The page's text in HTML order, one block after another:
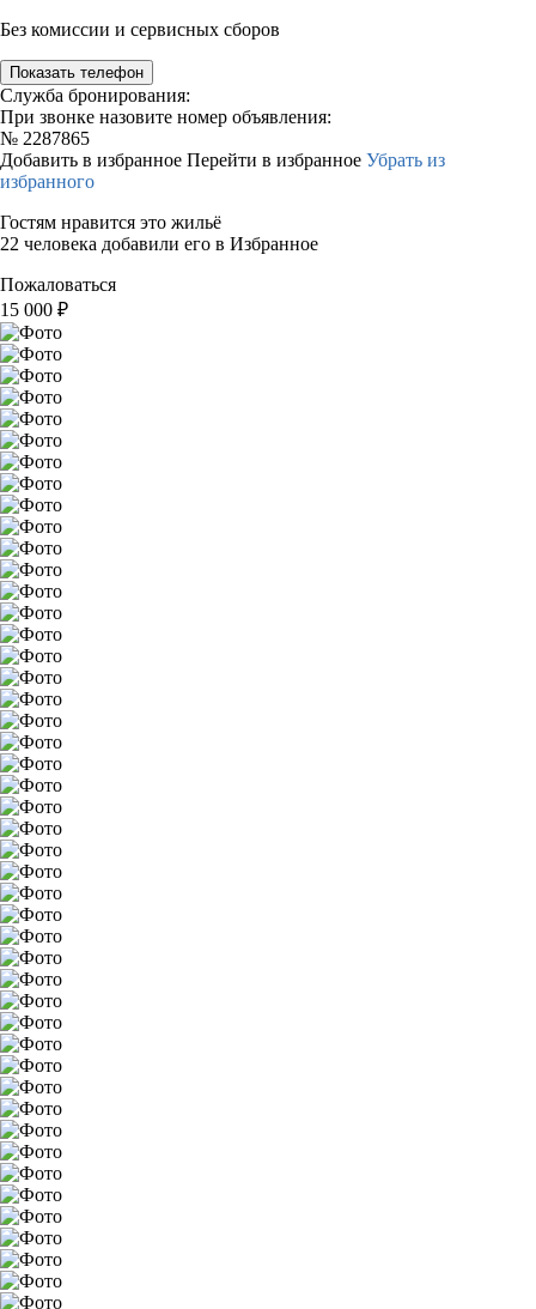
Без комиссии и сервисных сборов
Показать телефон
Служба бронирования:
При звонке назовите номер объявления:
№ 2287865
Добавить в избранное Перейти в избранное Убрать из
избранного
Гостям нравится это жильё
22 человека добавили его в Избранное
Пожаловаться
15 000 ₽